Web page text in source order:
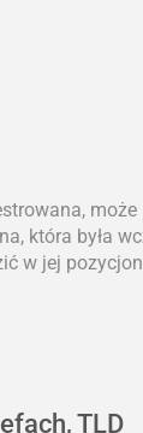
która była
w jej
TLD